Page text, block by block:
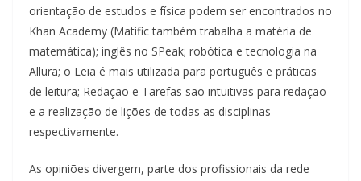
orientação de estudos e física podem ser encontrados no
Khan Academy (Matific também trabalha a matéria de
matemática); inglês no SPeak; robótica e tecnologia na
Allura; o Leia é mais utilizada para português e práticas
de leitura; Redação e Tarefas são intuitivas para redação
e a realização de lições de todas as disciplinas
respectivamente.
As opiniões divergem, parte dos profissionais da rede